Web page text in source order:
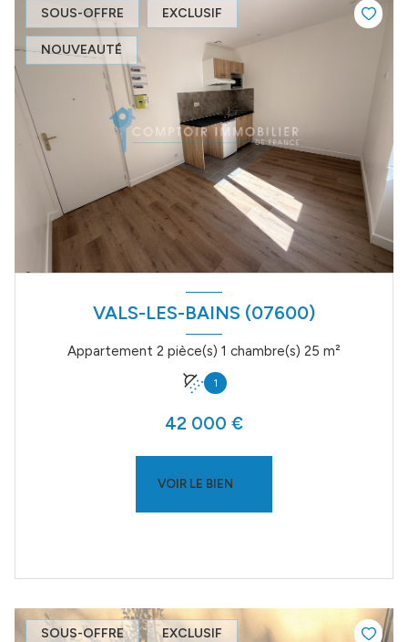
SOUS-OFFRE EXCLUSIF
NOUVEAUTÉ
VALS-LES-BAINS (07600)
Appartement 2 pièce(s) 1 chambre(s) 25 m²
1
42 000 €
VOIR LE BIEN
SOUS-OFFRE EXCLUSIF